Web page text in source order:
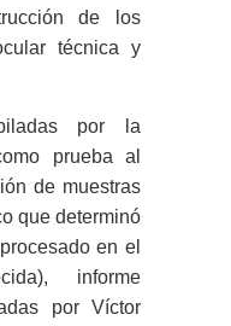
de los
técnica y
por la
prueba al
de muestras
que determinó
en el
informe
por Víctor